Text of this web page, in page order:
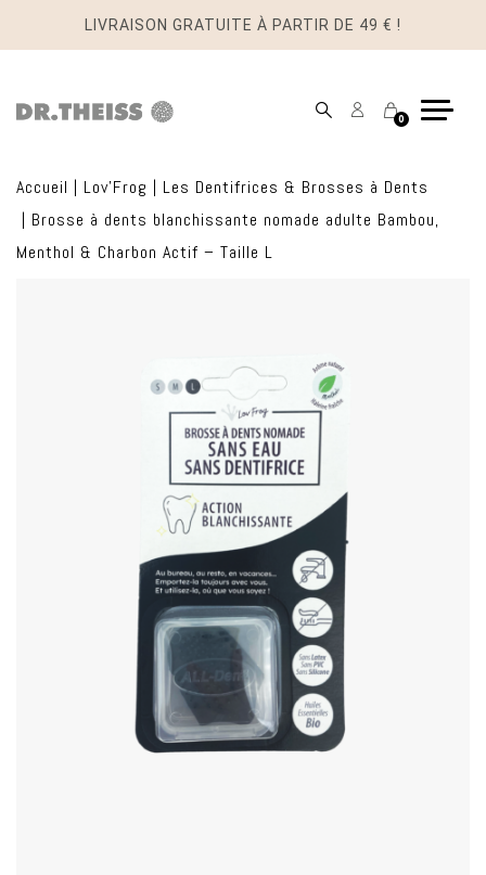
LIVRAISON GRATUITE À PARTIR DE 49 € !
MonPanier
0
Accueil | Lov'Frog | Les Dentifrices & Brosses à Dents
| Brosse à dents blanchissante nomade adulte Bambou,
Menthol & Charbon Actif – Taille L